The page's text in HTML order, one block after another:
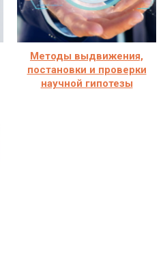
Методы выдвижения,
постановки и проверки
научной гипотезы